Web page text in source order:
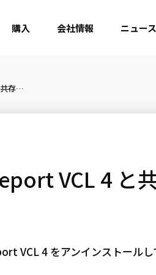
購入 会社情報 ニュース
FastReport VCL 5 は FastReport VCL 4 と共存できますか？
VCL 4 と
VCL 4 をアンインストールし